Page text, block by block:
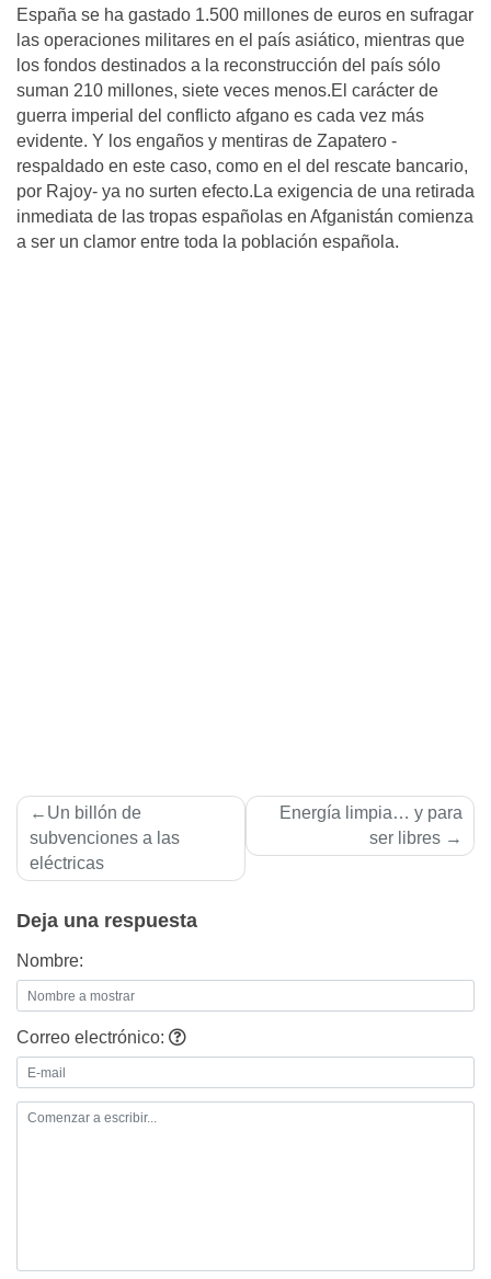
España se ha gastado 1.500 millones de euros en sufragar
las operaciones militares en el país asiático, mientras que
los fondos destinados a la reconstrucción del país sólo
suman 210 millones, siete veces menos.El carácter de
guerra imperial del conflicto afgano es cada vez más
evidente. Y los engaños y mentiras de Zapatero -
respaldado en este caso, como en el del rescate bancario,
por Rajoy- ya no surten efecto.La exigencia de una retirada
inmediata de las tropas españolas en Afganistán comienza
a ser un clamor entre toda la población española.
Navegación
de
entradas
Un billón de
subvenciones a las
eléctricas
Energí­a limpia… y para
ser libres
Deja una respuesta
Nombre:
Correo electrónico: